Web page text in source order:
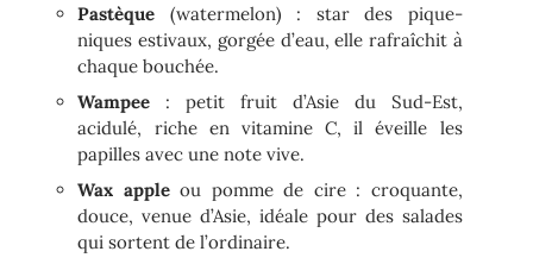
Pastèque (watermelon) : star des pique-
niques estivaux, gorgée d’eau, elle rafraîchit à
chaque bouchée.
Wampee : petit fruit d’Asie du Sud-Est,
acidulé, riche en vitamine C, il éveille les
papilles avec une note vive.
Wax appleou pomme de cire : croquante,
douce, venue d’Asie, idéale pour des salades
qui sortent de l’ordinaire.